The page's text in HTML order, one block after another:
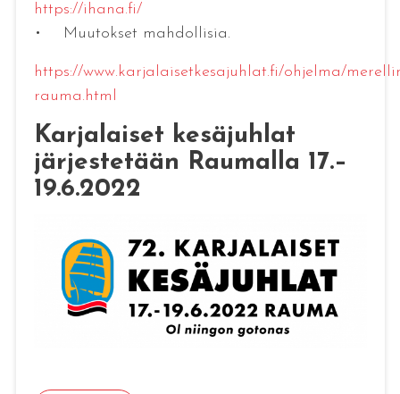
https://ihana.fi/
• Muutokset mahdollisia.
https://www.karjalaisetkesajuhlat.fi/ohjelma/
rauma.html
Karjalaiset kesäjuhlat
järjestetään Raumalla 17.–
19.6.2022